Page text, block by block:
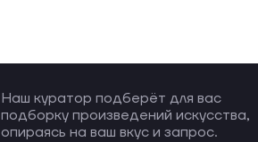
Наш куратор подберёт для вас
подборку произведений искусства,
опираясь на ваш вкус и запрос.